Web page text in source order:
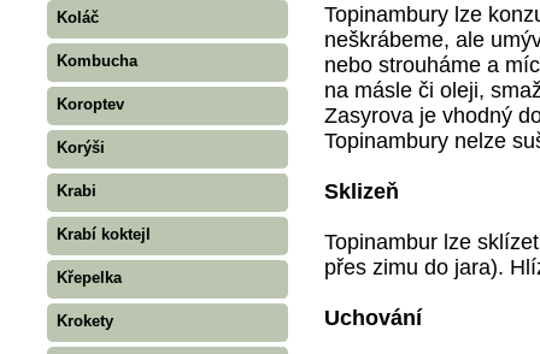
Koláč
Kombucha
Koroptev
Korýši
Krabi
Krabí koktejl
Křepelka
Krokety
Topinambury lze
neškrábeme, ale
nebo strouháme a
na másle či oleji,
Zasyrova je vhodný
Topinambury nelze
Sklizeň
Topinambur lze
přes zimu do jara).
Uchování